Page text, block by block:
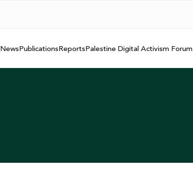
NewsPublicationsReportsPalestine Digital Activism Forum